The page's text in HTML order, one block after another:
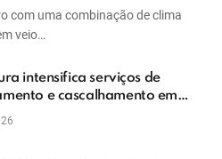
com uma combinação de clima
veio…
intensifica serviços de
e cascalhamento em